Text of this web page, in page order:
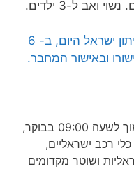
ואב ל-3 ילדים.
מאמר זה ראה אור לראשונה בעיתון ישראל היום, ב- 6
ב- 6 בינואר 2025, היום (שני) סמוך לשעה 09:00 בבוקר,
רכב ישראליים,
ושוטר מקדומים